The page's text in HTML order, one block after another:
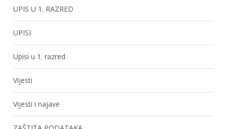
UPIS U 1. RAZRED
UPISI
Upisi u 1. razred
Vijesti
Vijesti i najave